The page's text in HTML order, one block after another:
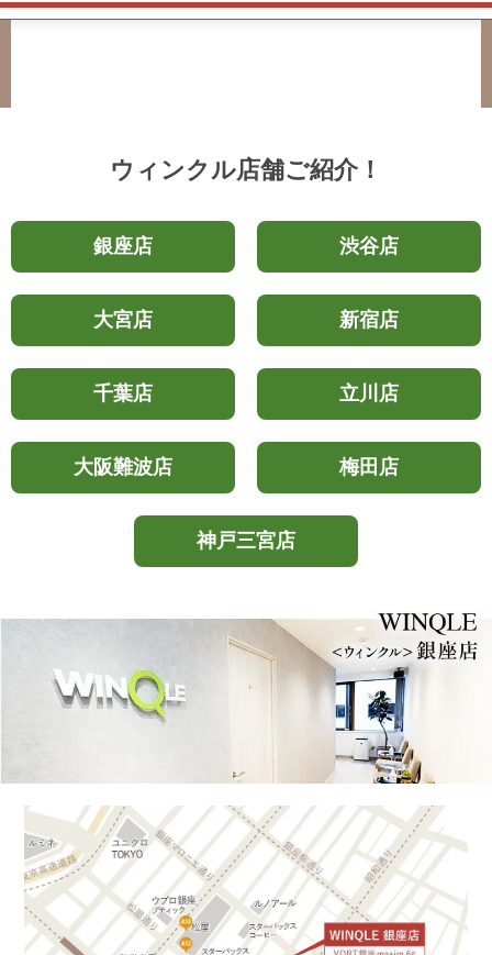
ウィンクル店舗ご紹介！
銀座店 渋谷店
大宮店 新宿店
千葉店 立川店
大阪難波店 梅田店
神戸三宮店